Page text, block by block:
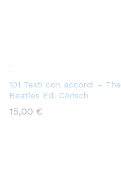
101 Testi con accordi – The
Beatles Ed. CArisch
15,00 €